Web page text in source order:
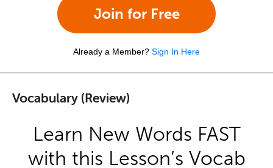
Join for Free
Already a Member? Sign In Here
Vocabulary (Review)
Learn New Words FAST
with this Lesson’s Vocab